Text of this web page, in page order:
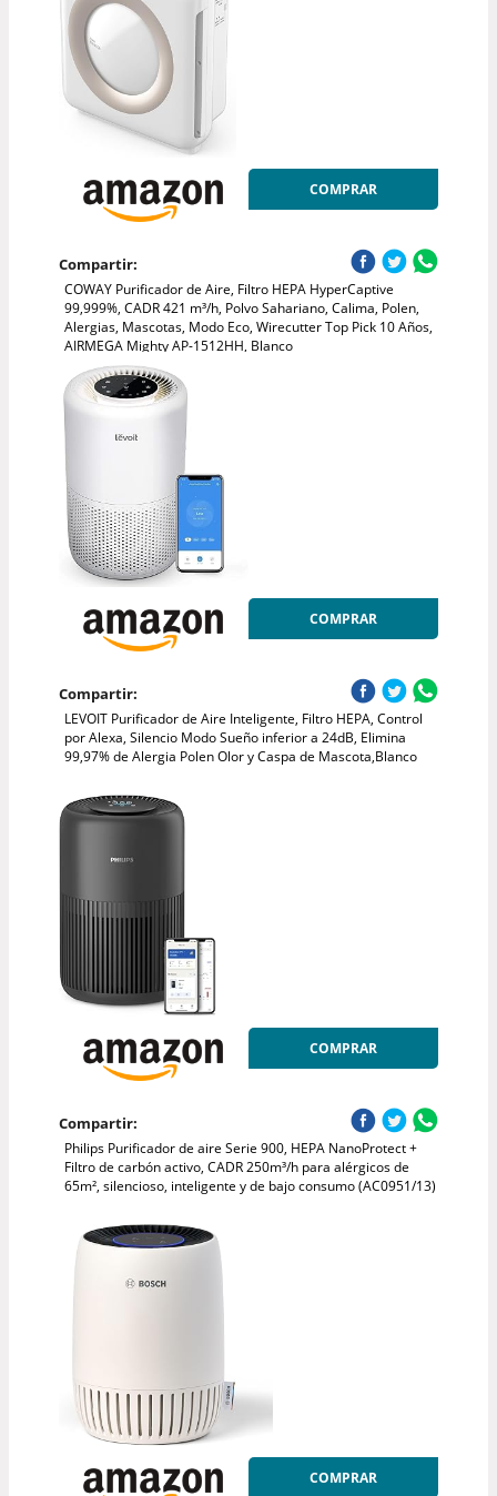
COMPRAR
Compartir:
COWAY Purificador de Aire, Filtro HEPA HyperCaptive
99,999%, CADR 421 m³/h, Polvo Sahariano, Calima, Polen,
Alergias, Mascotas, Modo Eco, Wirecutter Top Pick 10 Años,
AIRMEGA Mighty AP-1512HH, Blanco
COMPRAR
Compartir:
LEVOIT Purificador de Aire Inteligente, Filtro HEPA, Control
por Alexa, Silencio Modo Sueño inferior a 24dB, Elimina
99,97% de Alergia Polen Olor y Caspa de Mascota,Blanco
COMPRAR
Compartir:
Philips Purificador de aire Serie 900, HEPA NanoProtect +
Filtro de carbón activo, CADR 250m³/h para alérgicos de
65m², silencioso, inteligente y de bajo consumo (AC0951/13)
COMPRAR